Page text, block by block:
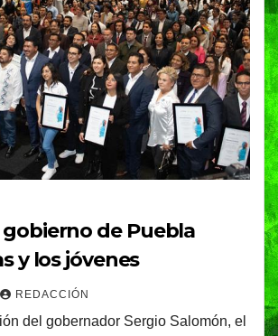
gobierno de Puebla
y los jóvenes
REDACCIÓN
del gobernador Sergio Salomón, el